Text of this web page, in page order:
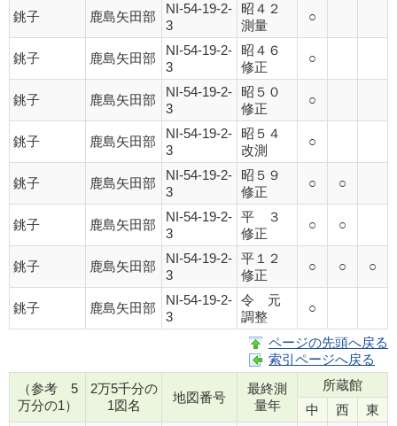
銚子 鹿島矢田部
NI-54-19-2-
3
昭４２
測量
○
銚子 鹿島矢田部
NI-54-19-2-
3
昭４６
修正
○
銚子 鹿島矢田部
NI-54-19-2-
3
昭５０
修正
○
銚子 鹿島矢田部
NI-54-19-2-
3
昭５４
改測
○
銚子 鹿島矢田部
NI-54-19-2-
3
昭５９
修正
○ ○
銚子 鹿島矢田部
NI-54-19-2-
3
平 ３
修正
○ ○
銚子 鹿島矢田部
NI-54-19-2-
3
平１２
修正
○ ○ ○
銚子 鹿島矢田部
NI-54-19-2-
3
令 元
調整
○
ページの先頭へ戻る
索引ページへ戻る
（参考 5
万分の1）
2万5千分の
1図名
地図番号
最終測
量年
所蔵館
中
西 東